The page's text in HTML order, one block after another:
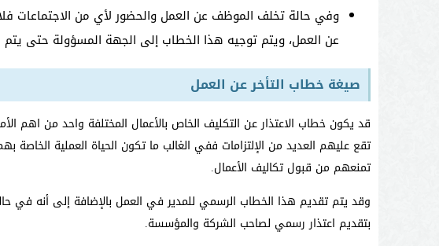
وفي حالة تخلف الموظف عن العمل والحضور لأي من الاجتماعات
عن العمل، ويتم توجيه هذا الخطاب إلى الجهة المسؤولة حتى يتم
صيغة خطاب التأخر عن العمل
قد يكون خطاب الاعتذار عن التكليف الخاص بالأعمال المختلفة واحد من اهم
تقع عليهم العديد من الإلتزامات ففي الغالب ما تكون الحياة العملية الخاصة
تمنعهم من قبول تكاليف الأعمال.
وقد يتم تقديم هذا الخطاب الرسمي للمدير في العمل بالإضافة إلى أنه في
بتقديم اعتذار رسمي لصاحب الشركة والمؤسسة.